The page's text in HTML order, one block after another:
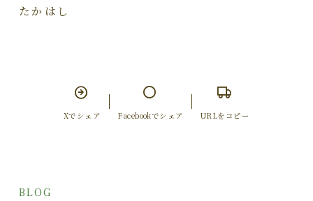
たかはし
Xでシェア Facebookでシェア URLをコピー
BLOG